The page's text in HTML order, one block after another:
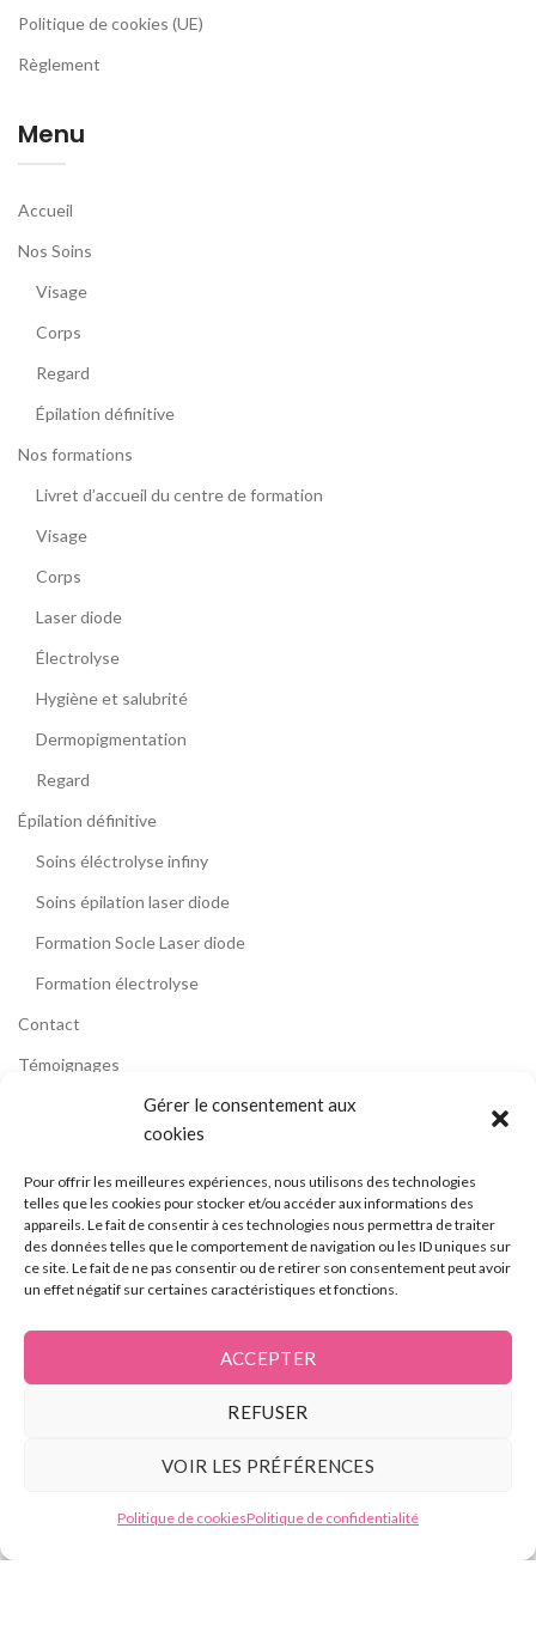
Gérer le consentement aux
cookies
Pour offrir les meilleures expériences, nous utilisons des technologies
telles que les cookies pour stocker et/ou accéder aux informations des
appareils. Le fait de consentir à ces technologies nous permettra de traiter
des données telles que le comportement de navigation ou les ID uniques sur
ce site. Le fait de ne pas consentir ou de retirer son consentement peut avoir
un effet négatif sur certaines caractéristiques et fonctions.
ACCEPTER
REFUSER
VOIR LES PRÉFÉRENCES
Politique de cookiesPolitique de confidentialité
Politique de cookies (UE)
Règlement
Menu
Accueil
Nos Soins
Visage
Corps
Regard
Épilation définitive
Nos formations
Livret d’accueil du centre de formation
Visage
Corps
Laser diode
Électrolyse
Hygiène et salubrité
Dermopigmentation
Regard
Épilation définitive
Soins éléctrolyse infiny
Soins épilation laser diode
Formation Socle Laser diode
Formation électrolyse
Contact
Témoignages
La formation épilation laser diode
L’électrolyse
Contact
Tél :07.49.59.88.13
E-mail : contact@beautyformation.fr
Suivez nous